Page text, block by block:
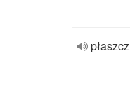
płaszcz